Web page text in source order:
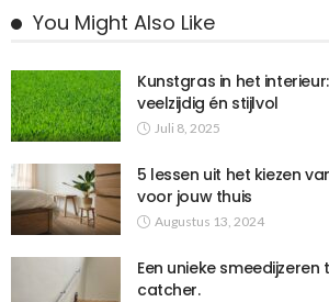
You Might Also Like
Kunstgras in het
veelzijdig én stijlvol
Juli 8, 2025
5 lessen uit het kiezen
voor jouw thuis
Augustus 13, 2024
Een unieke
catcher.